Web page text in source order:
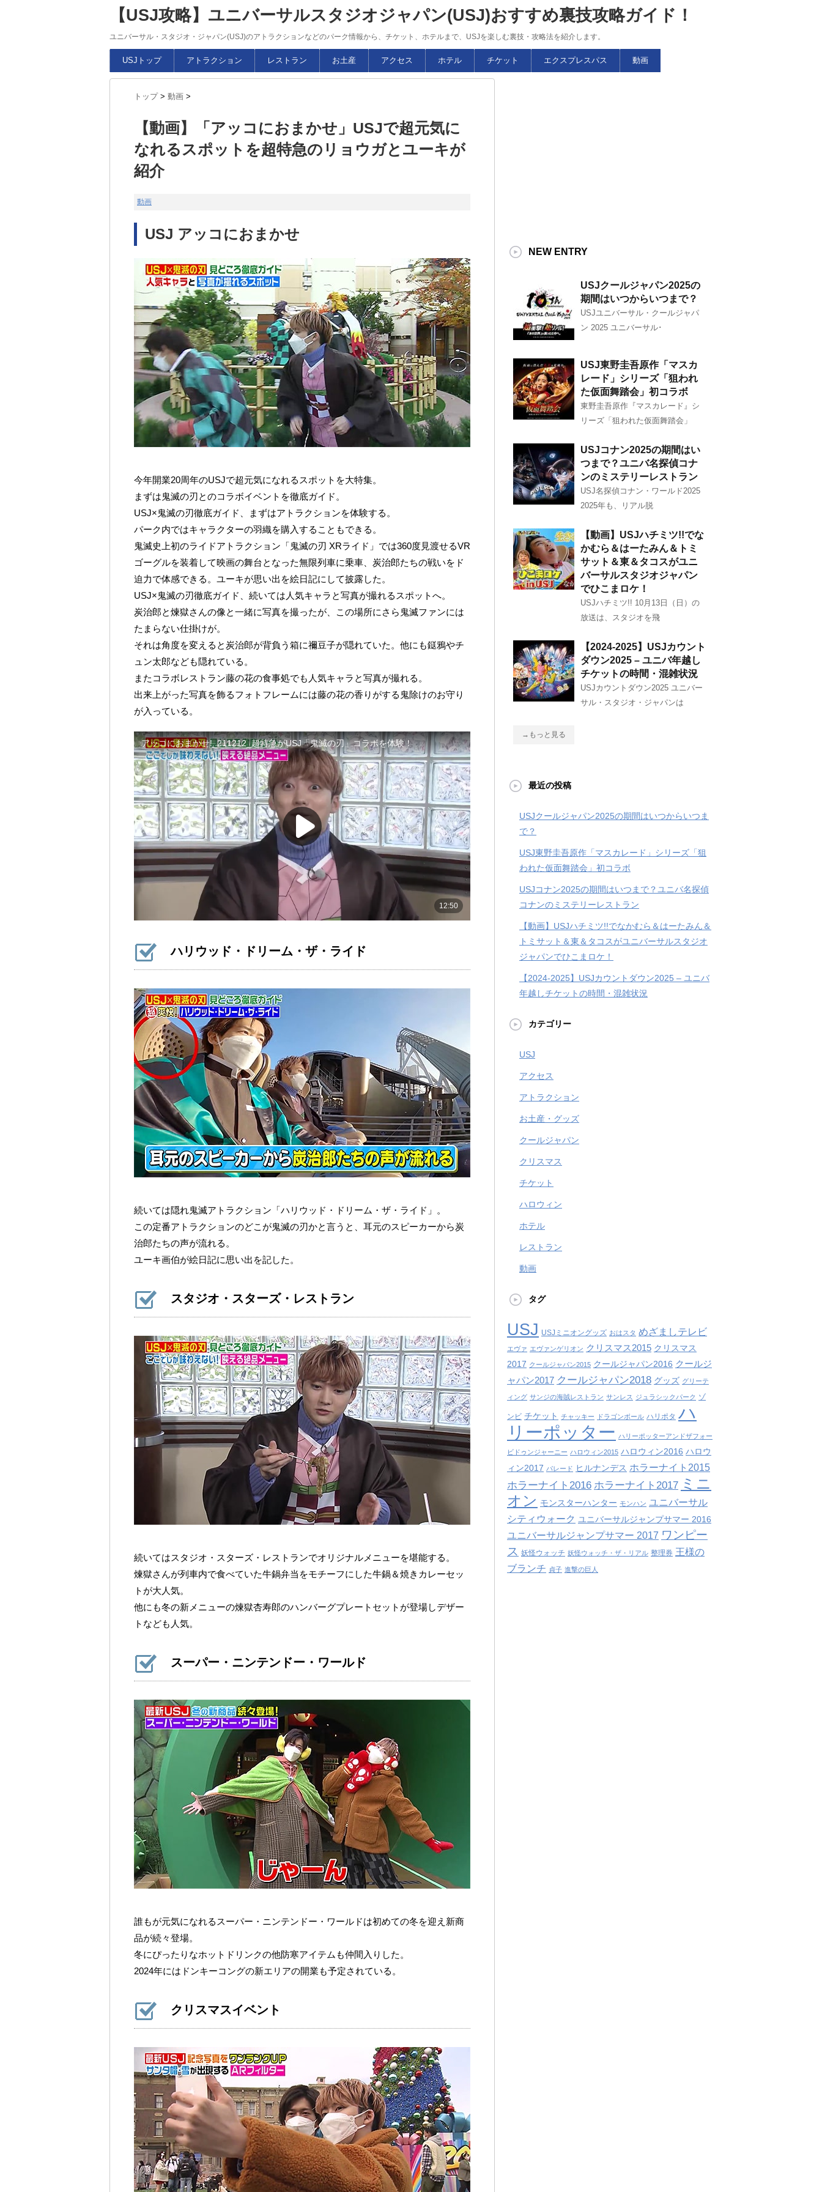
【USJ攻略】ユニバーサルスタジオジャパン(USJ)おすすめ裏技攻略ガイド！
ユニバーサル・スタジオ・ジャパン(USJ)のアトラクションなどのパーク情報から、チケット、ホテルまで、USJを楽しむ裏技・攻略法を紹介します。
USJトップ アトラクション レストラン お土産 アクセス ホテル チケット エクスプレスパス 動画
トップ > 動画 >
【動画】「アッコにおまかせ」USJで超元気に
なれるスポットを超特急のリョウガとユーキが
紹介
動画
USJ アッコにおまかせ
今年開業20周年のUSJで超元気になれるスポットを大特集。
まずは鬼滅の刃とのコラボイベントを徹底ガイド。
USJ×鬼滅の刃徹底ガイド、まずはアトラクションを体験する。
パーク内ではキャラクターの羽織を購入することもできる。
鬼滅史上初のライドアトラクション「鬼滅の刃 XRライド」では360度見渡せるVR
ゴーグルを装着して映画の舞台となった無限列車に乗車、炭治郎たちの戦いをド
迫力で体感できる。ユーキが思い出を絵日記にして披露した。
USJ×鬼滅の刃徹底ガイド、続いては人気キャラと写真が撮れるスポットへ。
炭治郎と煉獄さんの像と一緒に写真を撮ったが、この場所にさら鬼滅ファンには
たまらない仕掛けが。
それは角度を変えると炭治郎が背負う箱に禰豆子が隠れていた。他にも鎹鴉やチ
ュン太郎なども隠れている。
またコラボレストラン藤の花の食事処でも人気キャラと写真が撮れる。
出来上がった写真を飾るフォトフレームには藤の花の香りがする鬼除けのお守り
が入っている。
ハリウッド・ドリーム・ザ・ライド
続いては隠れ鬼滅アトラクション「ハリウッド・ドリーム・ザ・ライド」。
この定番アトラクションのどこが鬼滅の刃かと言うと、耳元のスピーカーから炭
治郎たちの声が流れる。
ユーキ画伯が絵日記に思い出を記した。
スタジオ・スターズ・レストラン
続いてはスタジオ・スターズ・レストランでオリジナルメニューを堪能する。
煉獄さんが列車内で食べていた牛鍋弁当をモチーフにした牛鍋＆焼きカレーセッ
トが大人気。
他にも冬の新メニューの煉獄杏寿郎のハンバーグプレートセットが登場しデザー
トなども人気。
スーパー・ニンテンドー・ワールド
誰もが元気になれるスーパー・ニンテンドー・ワールドは初めての冬を迎え新商
品が続々登場。
冬にぴったりなホットドリンクの他防寒アイテムも仲間入りした。
2024年にはドンキーコングの新エリアの開業も予定されている。
クリスマスイベント
NEW ENTRY
USJクールジャパン2025の
期間はいつからいつまで？
USJユニバーサル・クールジャパ
ン 2025 ユニバーサル･
USJ東野圭吾原作「マスカ
レード」シリーズ「狙われ
た仮面舞踏会」初コラボ
東野圭吾原作『マスカレード』シ
リーズ「狙われた仮面舞踏会」
USJコナン2025の期間はい
つまで？ユニバ名探偵コナ
ンのミステリーレストラン
USJ名探偵コナン・ワールド2025
2025年も、リアル脱
【動画】USJハチミツ!!でな
かむら＆はーたみん＆トミ
サット＆東＆タコスがユニ
バーサルスタジオジャパン
でひこまロケ！
USJハチミツ!! 10月13日（日）の
放送は、スタジオを飛
【2024-2025】USJカウント
ダウン2025 – ユニバ年越し
チケットの時間・混雑状況
USJカウントダウン2025 ユニバー
サル・スタジオ・ジャパンは
→もっと見る
最近の投稿
USJクールジャパン2025の期間はいつからいつま
で？
USJ東野圭吾原作「マスカレード」シリーズ「狙
われた仮面舞踏会」初コラボ
USJコナン2025の期間はいつまで？ユニバ名探偵
コナンのミステリーレストラン
【動画】USJハチミツ!!でなかむら＆はーたみん＆
トミサット＆東＆タコスがユニバーサルスタジオ
ジャパンでひこまロケ！
【2024-2025】USJカウントダウン2025 – ユニバ
年越しチケットの時間・混雑状況
カテゴリー
USJ
アクセス
アトラクション
お土産・グッズ
クールジャパン
クリスマス
チケット
ハロウィン
ホテル
レストラン
動画
タグ
USJ USJミニオングッズ おはスタ めざましテレビ
エヴァ エヴァンゲリオン クリスマス2015 クリスマス
2017 クールジャパン2015 クールジャパン2016 クールジ
ャパン2017 クールジャパン2018 グッズ グリーテ
ィング サンジの海賊レストラン サンレス ジュラシックパーク ゾ
ンビ チケット チャッキー ドラゴンボール ハリポタ ハ
リーポッター ハリーポッターアンドザフォー
ビドゥンジャーニー ハロウィン2015 ハロウィン2016 ハロウ
ィン2017 パレード ヒルナンデス ホラーナイト2015
ホラーナイト2016 ホラーナイト2017 ミニ
オン モンスターハンター モンハン ユニバーサル
シティウォーク ユニバーサルジャンプサマー 2016
ユニバーサルジャンプサマー 2017 ワンピー
ス 妖怪ウォッチ 妖怪ウォッチ・ザ・リアル 整理券 王様の
ブランチ 貞子 進撃の巨人